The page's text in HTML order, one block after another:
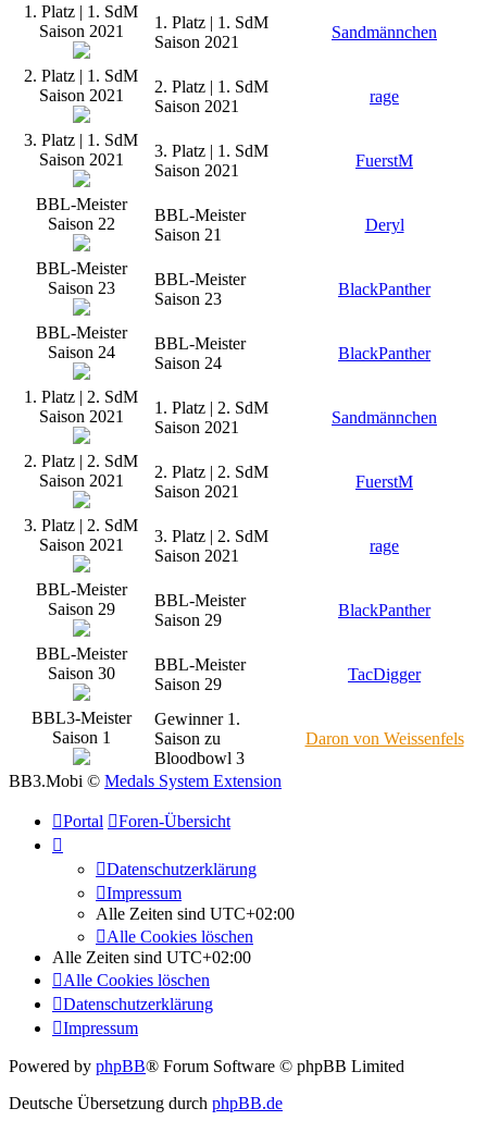
1. Platz | 1. SdM
Saison 2021
1. Platz | 1. SdM
Saison 2021
Sandmännchen
2. Platz | 1. SdM
Saison 2021
2. Platz | 1. SdM
Saison 2021
rage
3. Platz | 1. SdM
Saison 2021
3. Platz | 1. SdM
Saison 2021
FuerstM
BBL-Meister
Saison 22
BBL-Meister
Saison 21
Deryl
BBL-Meister
Saison 23
BBL-Meister
Saison 23
BlackPanther
BBL-Meister
Saison 24
BBL-Meister
Saison 24
BlackPanther
1. Platz | 2. SdM
Saison 2021
1. Platz | 2. SdM
Saison 2021
Sandmännchen
2. Platz | 2. SdM
Saison 2021
2. Platz | 2. SdM
Saison 2021
FuerstM
3. Platz | 2. SdM
Saison 2021
3. Platz | 2. SdM
Saison 2021
rage
BBL-Meister
Saison 29
BBL-Meister
Saison 29
BlackPanther
BBL-Meister
Saison 30
BBL-Meister
Saison 29
TacDigger
BBL3-Meister
Saison 1
Gewinner 1.
Saison zu
Bloodbowl 3
Daron von Weissenfels
BB3.Mobi © Medals System Extension
Portal Foren-Übersicht
Datenschutzerklärung
Impressum
Alle Zeiten sind UTC+02:00
Alle Cookies löschen
Alle Zeiten sind UTC+02:00
Alle Cookies löschen
Datenschutzerklärung
Impressum
Powered by phpBB® Forum Software © phpBB Limited
Deutsche Übersetzung durch phpBB.de